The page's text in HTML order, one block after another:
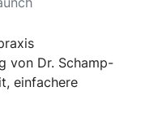
von Dr. Schamp-
einfachere